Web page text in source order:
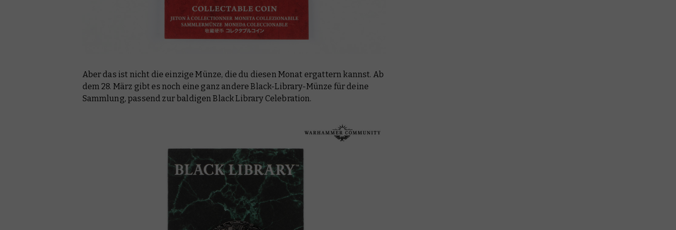
Aber das ist nicht die einzige Münze, die du diesen Monat ergattern kannst. Ab
dem 28. März gibt es noch eine ganz andere Black-Library-Münze für deine
Sammlung, passend zur baldigen Black Library Celebration.